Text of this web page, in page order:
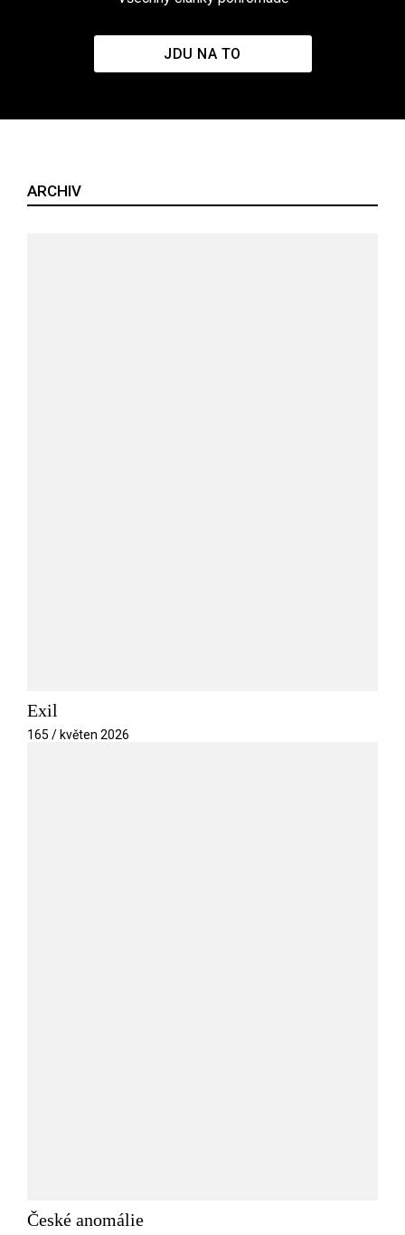
JDU NA TO
ARCHIV
Exil
165 / květen 2026
České anomálie